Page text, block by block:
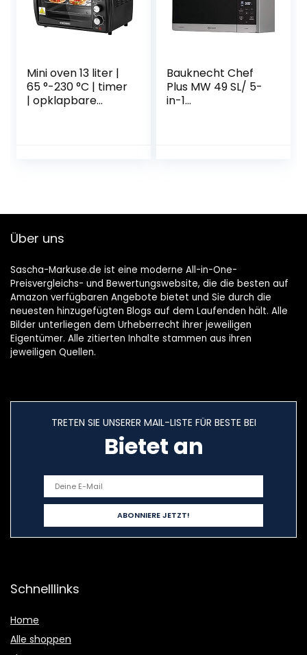
Mini oven 13 liter |
65 °-230 °C | timer
| opklapbare
Bauknecht Chef
Plus MW 49 SL/ 5-
in-1
CrispFry /
snelontdooifunctie
Über uns
Sascha-Markuse.de ist eine moderne All-in-One-
Preisvergleichs- und Bewertungswebsite, die die besten auf
Amazon verfügbaren Angebote bietet und Sie durch die
neuesten hinzugefügten Blogs auf dem Laufenden hält. Alle
Bilder unterliegen dem Urheberrecht ihrer jeweiligen
Eigentümer. Alle zitierten Inhalte stammen aus ihren
jeweiligen Quellen.
TRETEN SIE UNSERER MAIL-LISTE FÜR BESTE BEI
Bietet an
Schnelllinks
Home
Alle shoppen